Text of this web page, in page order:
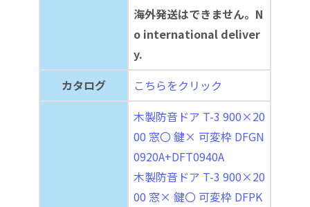
海外発送はできません。N
o international deliver
y.
カタログ
こちらをクリック
木製防音ドア T-3 900×20
00 窓〇 鍵× 可変枠 DFGN
0920A+DFT0940A
木製防音ドア T-3 900×20
00 窓× 鍵〇 可変枠 DFPK